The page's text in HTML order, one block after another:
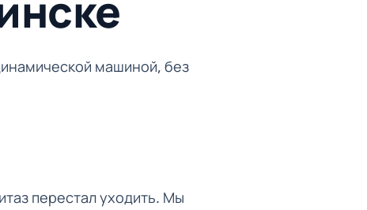
машиной, без
перестал уходить. Мы